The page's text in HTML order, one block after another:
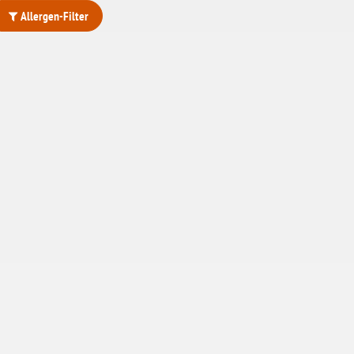
Allergen-Filter